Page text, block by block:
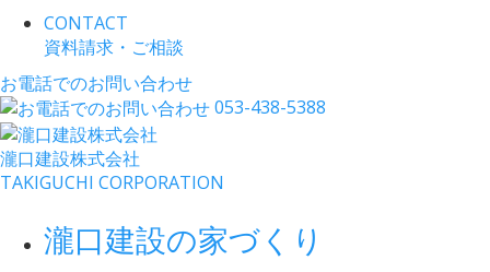
CONTACT
資料請求・ご相談
お電話でのお問い合わせ
053-438-5388
瀧口建設株式会社
TAKIGUCHI CORPORATION
瀧口建設の家づくり